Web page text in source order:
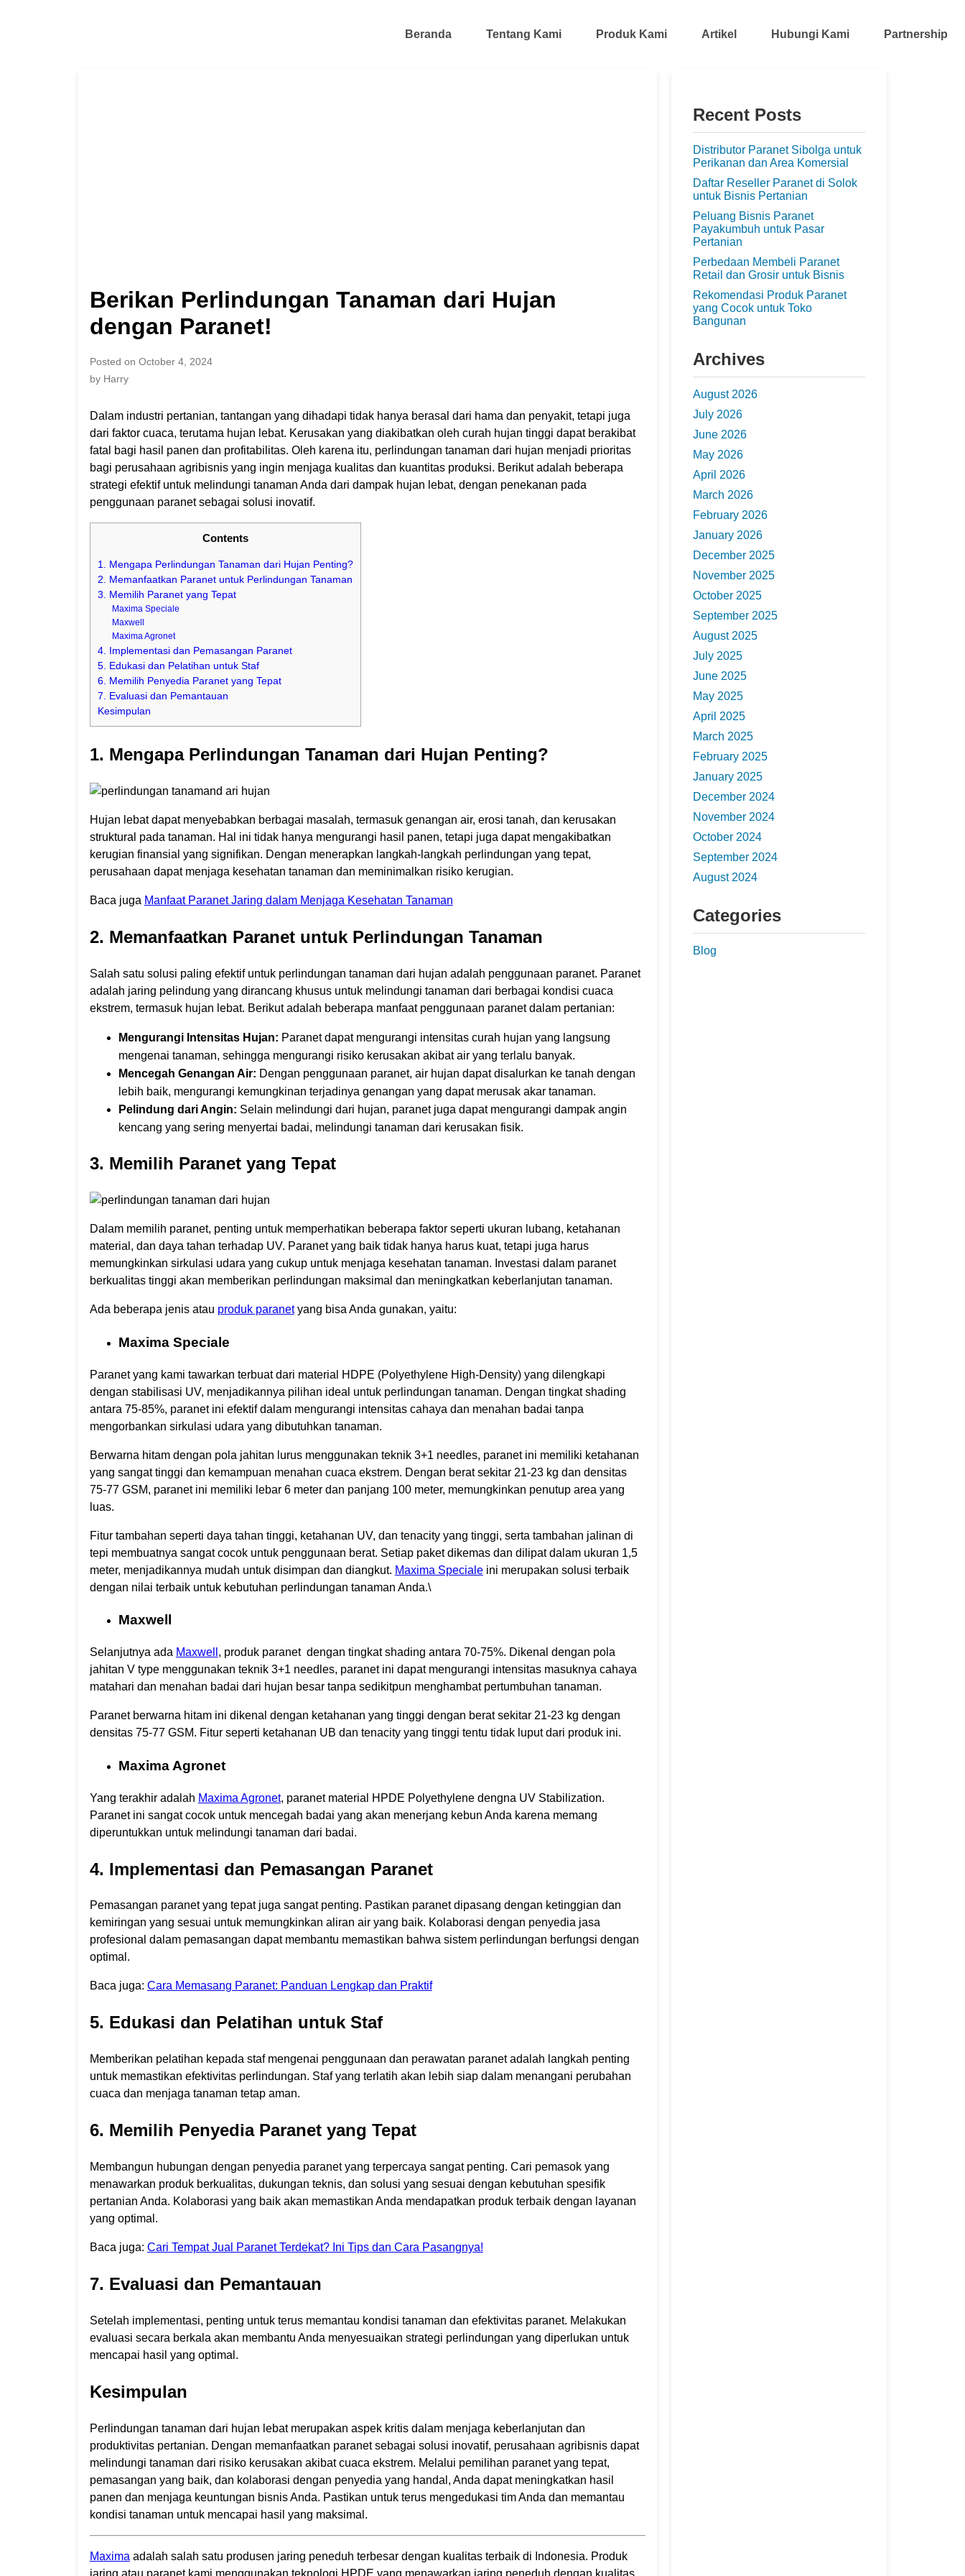
Beranda Tentang Kami Produk Kami Artikel Hubungi Kami Partnership
Berikan Perlindungan Tanaman dari Hujan
dengan Paranet!
Posted on October 4, 2024
by Harry
Dalam industri pertanian, tantangan yang dihadapi tidak hanya berasal dari hama dan penyakit, tetapi juga
dari faktor cuaca, terutama hujan lebat. Kerusakan yang diakibatkan oleh curah hujan tinggi dapat berakibat
fatal bagi hasil panen dan profitabilitas. Oleh karena itu, perlindungan tanaman dari hujan menjadi prioritas
bagi perusahaan agribisnis yang ingin menjaga kualitas dan kuantitas produksi. Berikut adalah beberapa
strategi efektif untuk melindungi tanaman Anda dari dampak hujan lebat, dengan penekanan pada
penggunaan paranet sebagai solusi inovatif.
Contents
1. Mengapa Perlindungan Tanaman dari Hujan Penting?
2. Memanfaatkan Paranet untuk Perlindungan Tanaman
3. Memilih Paranet yang Tepat
Maxima Speciale
Maxwell
Maxima Agronet
4. Implementasi dan Pemasangan Paranet
5. Edukasi dan Pelatihan untuk Staf
6. Memilih Penyedia Paranet yang Tepat
7. Evaluasi dan Pemantauan
Kesimpulan
1. Mengapa Perlindungan Tanaman dari Hujan Penting?
Hujan lebat dapat menyebabkan berbagai masalah, termasuk genangan air, erosi tanah, dan kerusakan
struktural pada tanaman. Hal ini tidak hanya mengurangi hasil panen, tetapi juga dapat mengakibatkan
kerugian finansial yang signifikan. Dengan menerapkan langkah-langkah perlindungan yang tepat,
perusahaan dapat menjaga kesehatan tanaman dan meminimalkan risiko kerugian.
Baca juga Manfaat Paranet Jaring dalam Menjaga Kesehatan Tanaman
2. Memanfaatkan Paranet untuk Perlindungan Tanaman
Salah satu solusi paling efektif untuk perlindungan tanaman dari hujan adalah penggunaan paranet. Paranet
adalah jaring pelindung yang dirancang khusus untuk melindungi tanaman dari berbagai kondisi cuaca
ekstrem, termasuk hujan lebat. Berikut adalah beberapa manfaat penggunaan paranet dalam pertanian:
Mengurangi Intensitas Hujan: Paranet dapat mengurangi intensitas curah hujan yang langsung
mengenai tanaman, sehingga mengurangi risiko kerusakan akibat air yang terlalu banyak.
Mencegah Genangan Air: Dengan penggunaan paranet, air hujan dapat disalurkan ke tanah dengan
lebih baik, mengurangi kemungkinan terjadinya genangan yang dapat merusak akar tanaman.
Pelindung dari Angin: Selain melindungi dari hujan, paranet juga dapat mengurangi dampak angin
kencang yang sering menyertai badai, melindungi tanaman dari kerusakan fisik.
3. Memilih Paranet yang Tepat
Dalam memilih paranet, penting untuk memperhatikan beberapa faktor seperti ukuran lubang, ketahanan
material, dan daya tahan terhadap UV. Paranet yang baik tidak hanya harus kuat, tetapi juga harus
memungkinkan sirkulasi udara yang cukup untuk menjaga kesehatan tanaman. Investasi dalam paranet
berkualitas tinggi akan memberikan perlindungan maksimal dan meningkatkan keberlanjutan tanaman.
Ada beberapa jenis atau produk paranetyang bisa Anda gunakan, yaitu:
Maxima Speciale
Paranet yang kami tawarkan terbuat dari material HDPE (Polyethylene High-Density) yang dilengkapi
dengan stabilisasi UV, menjadikannya pilihan ideal untuk perlindungan tanaman. Dengan tingkat shading
antara 75-85%, paranet ini efektif dalam mengurangi intensitas cahaya dan menahan badai tanpa
mengorbankan sirkulasi udara yang dibutuhkan tanaman.
Berwarna hitam dengan pola jahitan lurus menggunakan teknik 3+1 needles, paranet ini memiliki ketahanan
yang sangat tinggi dan kemampuan menahan cuaca ekstrem. Dengan berat sekitar 21-23 kg dan densitas
75-77 GSM, paranet ini memiliki lebar 6 meter dan panjang 100 meter, memungkinkan penutup area yang
luas.
Fitur tambahan seperti daya tahan tinggi, ketahanan UV, dan tenacity yang tinggi, serta tambahan jalinan di
tepi membuatnya sangat cocok untuk penggunaan berat. Setiap paket dikemas dan dilipat dalam ukuran 1,5
meter, menjadikannya mudah untuk disimpan dan diangkut. Maxima Specialeini merupakan solusi terbaik
dengan nilai terbaik untuk kebutuhan perlindungan tanaman Anda.\
Maxwell
Selanjutnya ada Maxwell , produk paranet dengan tingkat shading antara 70-75%. Dikenal dengan pola
jahitan V type menggunakan teknik 3+1 needles, paranet ini dapat mengurangi intensitas masuknya cahaya
matahari dan menahan badai dari hujan besar tanpa sedikitpun menghambat pertumbuhan tanaman.
Paranet berwarna hitam ini dikenal dengan ketahanan yang tinggi dengan berat sekitar 21-23 kg dengan
densitas 75-77 GSM. Fitur seperti ketahanan UB dan tenacity yang tinggi tentu tidak luput dari produk ini.
Maxima Agronet
Yang terakhir adalah Maxima Agronet, paranet material HPDE Polyethylene dengna UV Stabilization.
Paranet ini sangat cocok untuk mencegah badai yang akan menerjang kebun Anda karena memang
diperuntukkan untuk melindungi tanaman dari badai.
4. Implementasi dan Pemasangan Paranet
Pemasangan paranet yang tepat juga sangat penting. Pastikan paranet dipasang dengan ketinggian dan
kemiringan yang sesuai untuk memungkinkan aliran air yang baik. Kolaborasi dengan penyedia jasa
profesional dalam pemasangan dapat membantu memastikan bahwa sistem perlindungan berfungsi dengan
optimal.
Baca juga: Cara Memasang Paranet: Panduan Lengkap dan Praktif
5. Edukasi dan Pelatihan untuk Staf
Memberikan pelatihan kepada staf mengenai penggunaan dan perawatan paranet adalah langkah penting
untuk memastikan efektivitas perlindungan. Staf yang terlatih akan lebih siap dalam menangani perubahan
cuaca dan menjaga tanaman tetap aman.
6. Memilih Penyedia Paranet yang Tepat
Membangun hubungan dengan penyedia paranet yang terpercaya sangat penting. Cari pemasok yang
menawarkan produk berkualitas, dukungan teknis, dan solusi yang sesuai dengan kebutuhan spesifik
pertanian Anda. Kolaborasi yang baik akan memastikan Anda mendapatkan produk terbaik dengan layanan
yang optimal.
Baca juga: Cari Tempat Jual Paranet Terdekat? Ini Tips dan Cara Pasangnya!
7. Evaluasi dan Pemantauan
Setelah implementasi, penting untuk terus memantau kondisi tanaman dan efektivitas paranet. Melakukan
evaluasi secara berkala akan membantu Anda menyesuaikan strategi perlindungan yang diperlukan untuk
mencapai hasil yang optimal.
Kesimpulan
Perlindungan tanaman dari hujan lebat merupakan aspek kritis dalam menjaga keberlanjutan dan
produktivitas pertanian. Dengan memanfaatkan paranet sebagai solusi inovatif, perusahaan agribisnis dapat
melindungi tanaman dari risiko kerusakan akibat cuaca ekstrem. Melalui pemilihan paranet yang tepat,
pemasangan yang baik, dan kolaborasi dengan penyedia yang handal, Anda dapat meningkatkan hasil
panen dan menjaga keuntungan bisnis Anda. Pastikan untuk terus mengedukasi tim Anda dan memantau
kondisi tanaman untuk mencapai hasil yang maksimal.
Maxima adalah salah satu produsen jaring peneduh terbesar dengan kualitas terbaik di Indonesia. Produk
jaring atau paranet kami menggunakan teknologi HPDE yang menawarkan jaring peneduh dengan kualitas
Recent Posts
Distributor Paranet Sibolga untuk
Perikanan dan Area Komersial
Daftar Reseller Paranet di Solok
untuk Bisnis Pertanian
Peluang Bisnis Paranet
Payakumbuh untuk Pasar
Pertanian
Perbedaan Membeli Paranet
Retail dan Grosir untuk Bisnis
Rekomendasi Produk Paranet
yang Cocok untuk Toko
Bangunan
Archives
August 2026
July 2026
June 2026
May 2026
April 2026
March 2026
February 2026
January 2026
December 2025
November 2025
October 2025
September 2025
August 2025
July 2025
June 2025
May 2025
April 2025
March 2025
February 2025
January 2025
December 2024
November 2024
October 2024
September 2024
August 2024
Categories
Blog